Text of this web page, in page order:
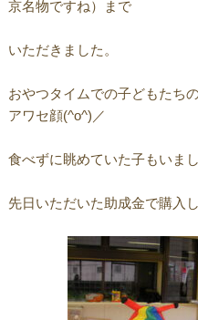
京名物ですね）まで
いただきました。
おやつタイムでの子どもたち
アワセ顔(^o^)／
食べずに眺めていた子もいま
先日いただいた助成金で購入